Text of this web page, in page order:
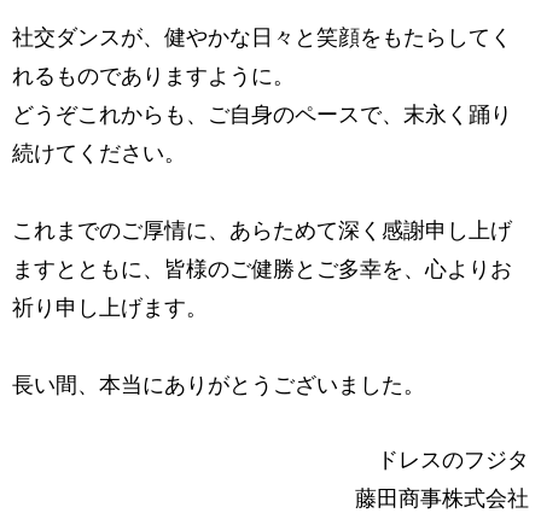
社交ダンスが、健やかな日々と笑顔をもたらしてく
れるものでありますように。
どうぞこれからも、ご自身のペースで、末永く踊り
続けてください。
これまでのご厚情に、あらためて深く感謝申し上げ
ますとともに、 皆様のご健勝とご多幸を、心よりお
祈り申し上げます。
長い間、本当にありがとうございました。
ドレスのフジタ
藤田商事株式会社